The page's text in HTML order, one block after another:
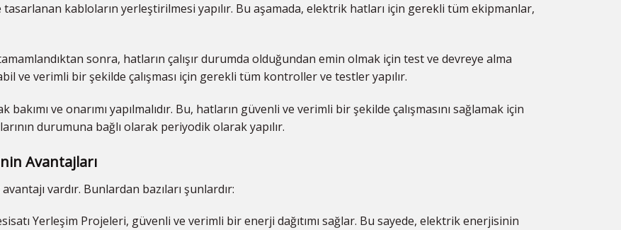
kabloların yerleştirilmesi yapılır. Bu aşamada, elektrik hatları için gerekli tüm ekipmanlar,
sonra, hatların çalışır durumda olduğundan emin olmak için test ve devreye alma
ve verimli bir şekilde çalışması için gerekli tüm kontroller ve testler yapılır.
ve onarımı yapılmalıdır. Bu, hatların güvenli ve verimli bir şekilde çalışmasını sağlamak için
durumuna bağlı olarak periyodik olarak yapılır.
Avantajları
vardır. Bunlardan bazıları şunlardır:
Yerleşim Projeleri, güvenli ve verimli bir enerji dağıtımı sağlar. Bu sayede, elektrik enerjisinin